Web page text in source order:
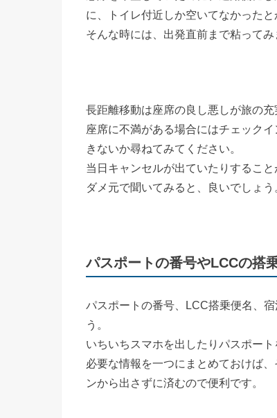
に、トイレ付近しか空いてなかったと
そんな時には、出発直前まで粘ってみ
長距離移動は座席の良し悪しが旅の充
座席に不満がある場合にはチェック
きないか尋ねてみてください。
当日キャンセルが出ていたりするこ
ダメ元で聞いてみると、良いでしょう
パスポートの番号やLCCの搭
パスポートの番号、LCC搭乗便名、
う。
いちいちスマホを出したりパスポー
必要な情報を一つにまとめておけば
ンから出さずに済むので便利です。